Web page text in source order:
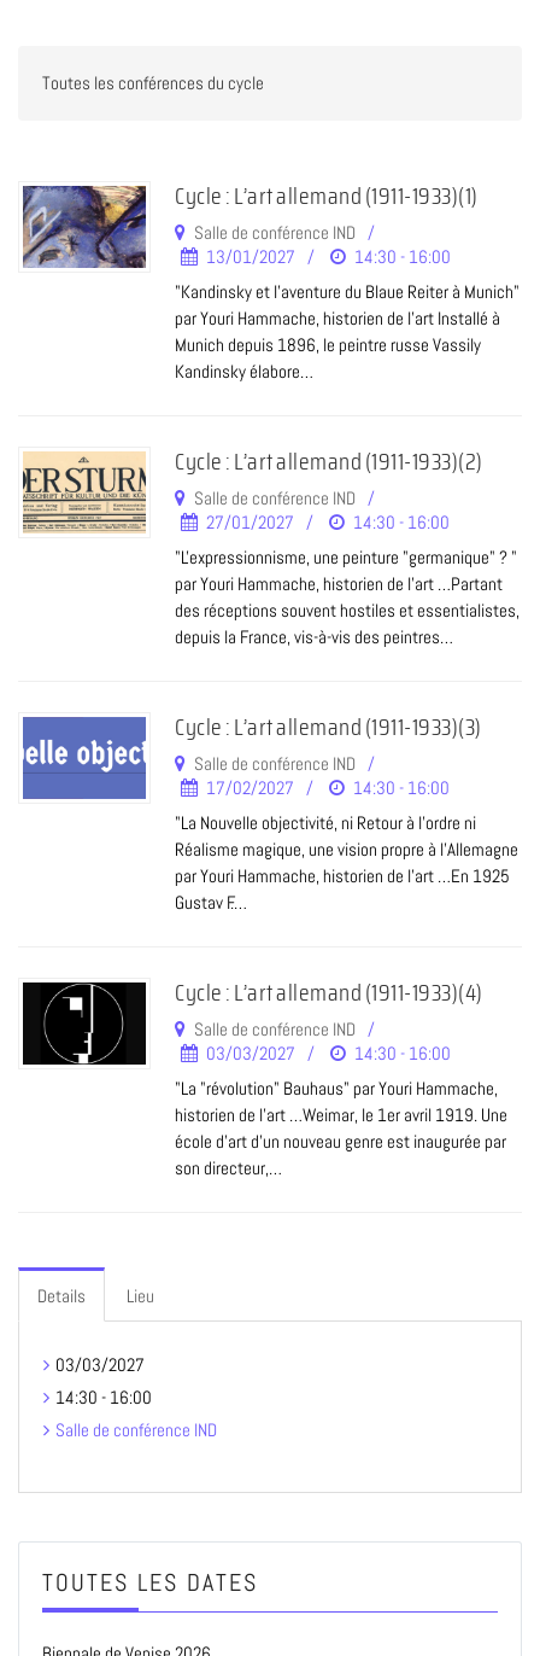
Cycle : L’art allemand (1911-1933)(1)
Salle de conférence IND
13/01/2027
14:30 - 16:00
"Kandinsky et l'aventure du Blaue Reiter à Munich"
par Youri Hammache, historien de l’art Installé à
Munich depuis 1896, le peintre russe Vassily
Kandinsky élabore…
Cycle : L’art allemand (1911-1933)(2)
Salle de conférence IND
27/01/2027
14:30 - 16:00
"L'expressionnisme, une peinture "germanique" ? "
par Youri Hammache, historien de l’art …Partant
des réceptions souvent hostiles et essentialistes,
depuis la France, vis-à-vis des peintres…
Cycle : L’art allemand (1911-1933)(3)
Salle de conférence IND
17/02/2027
14:30 - 16:00
"La Nouvelle objectivité, ni Retour à l'ordre ni
Réalisme magique, une vision propre à l'Allemagne
par Youri Hammache, historien de l’art …En 1925
Gustav F.…
Cycle : L’art allemand (1911-1933)(4)
Salle de conférence IND
03/03/2027
14:30 - 16:00
"La "révolution" Bauhaus" par Youri Hammache,
historien de l’art …Weimar, le 1er avril 1919. Une
école d’art d’un nouveau genre est inaugurée par
son directeur,…
Details Lieu
03/03/2027
14:30 - 16:00
Salle de conférence IND
TOUTES LES DATES